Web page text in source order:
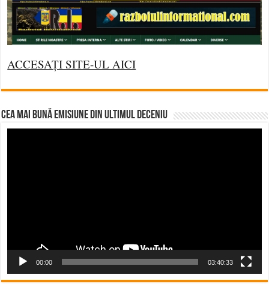
ACCESAȚI SITE-UL AICI
CEA MAI BUNĂ EMISIUNE DIN ULTIMUL DECENIU
00:00 03:40:33